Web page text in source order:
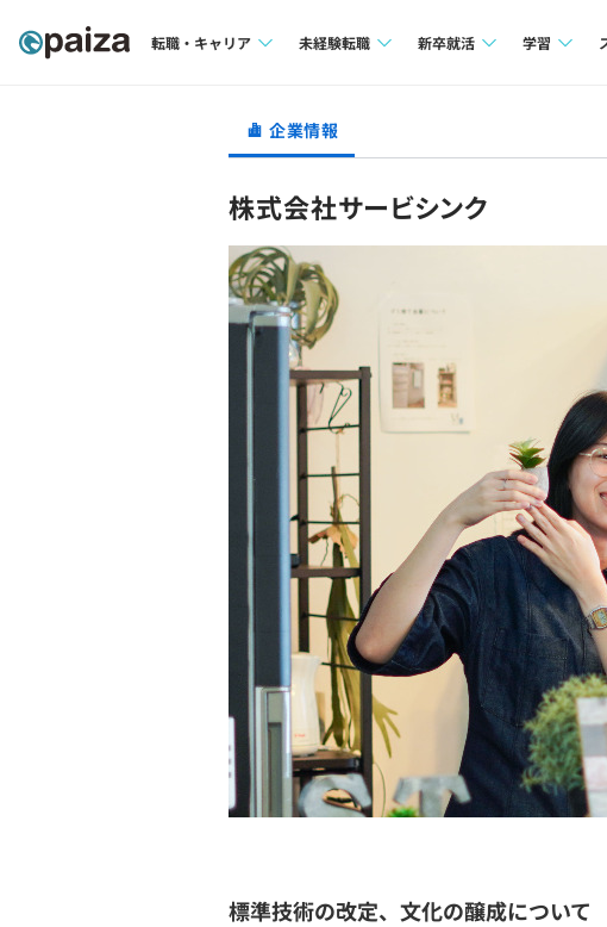
転職・キャリア
転職成功ガイド
転職エージェント
未経験転職
求人検索
転職成功ガイド
新卒就活
イベント・セミナー
インタビュー
就活成功ガイド
学習
リファレ
個人向け
法人向け
学校向け
契約内容
企業情報
株式会社サービシンク
標準技術の改定、文化の醸成について